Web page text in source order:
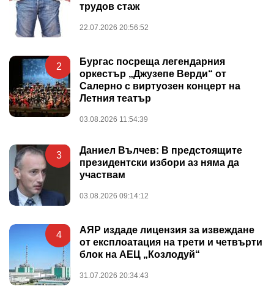
трудов стаж
22.07.2026 20:56:52
2
Бургас посреща легендарния
оркестър „Джузепе Верди“ от
Салерно с виртуозен концерт на
Летния театър
03.08.2026 11:54:39
3
Даниел Вълчев: В предстоящите
президентски избори аз няма да
участвам
03.08.2026 09:14:12
4
АЯР издаде лицензия за извеждане
от експлоатация на трети и четвърти
блок на АЕЦ „Козлодуй“
31.07.2026 20:34:43